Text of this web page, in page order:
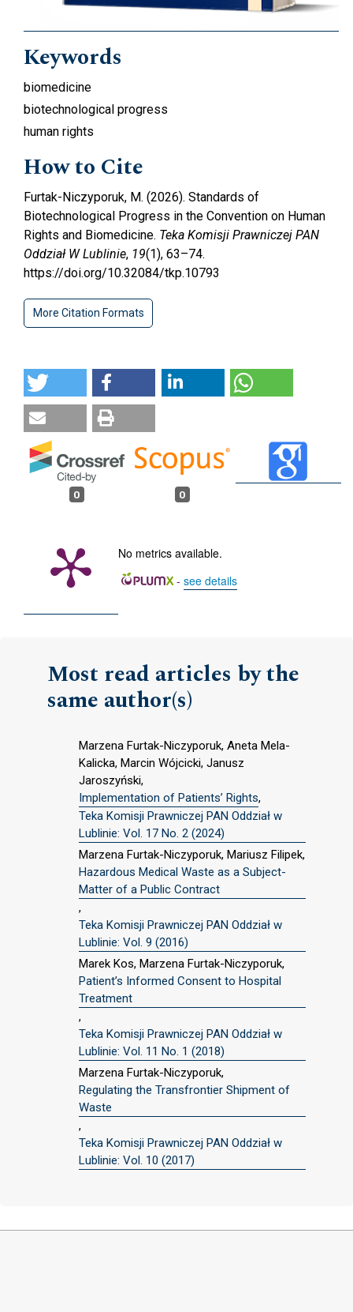
Keywords
biomedicine
biotechnological progress
human rights
How to Cite
Furtak-Niczyporuk, M. (2026). Standards of
Biotechnological Progress in the Convention on Human
Rights and Biomedicine. Teka Komisji Prawniczej PAN
Oddział W Lublinie, 19(1), 63–74.
https://doi.org/10.32084/tkp.10793
More Citation Formats
0 0
No metrics available.
- see details
Most read articles by the
same author(s)
Marzena Furtak-Niczyporuk, Aneta Mela-
Kalicka, Marcin Wójcicki, Janusz
Jaroszyński,
Implementation of Patients’ Rights,
Teka Komisji Prawniczej PAN Oddział w
Lublinie: Vol. 17 No. 2 (2024)
Marzena Furtak-Niczyporuk, Mariusz Filipek,
Hazardous Medical Waste as a Subject-
Matter of a Public Contract
,
Teka Komisji Prawniczej PAN Oddział w
Lublinie: Vol. 9 (2016)
Marek Kos, Marzena Furtak-Niczyporuk,
Patient’s Informed Consent to Hospital
Treatment
,
Teka Komisji Prawniczej PAN Oddział w
Lublinie: Vol. 11 No. 1 (2018)
Marzena Furtak-Niczyporuk,
Regulating the Transfrontier Shipment of
Waste
,
Teka Komisji Prawniczej PAN Oddział w
Lublinie: Vol. 10 (2017)